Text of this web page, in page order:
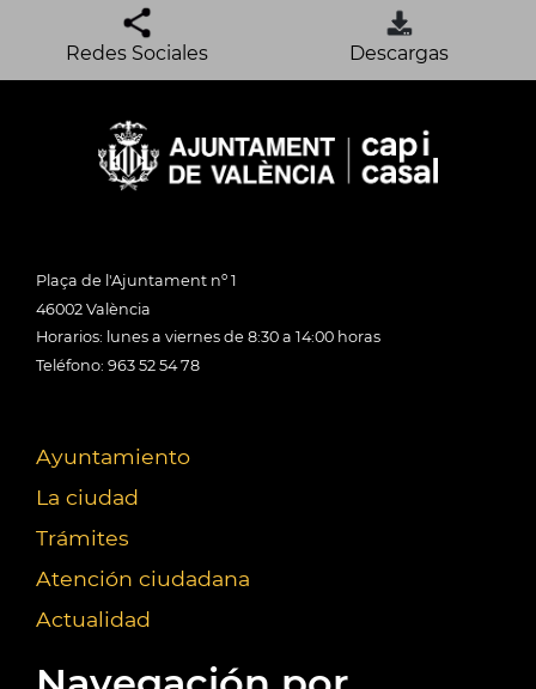
Redes Sociales Descargas
Plaça de l'Ajuntament nº 1
46002 València
Horarios: lunes a viernes de 8:30 a 14:00 horas
Teléfono: 963 52 54 78
Ayuntamiento
La ciudad
Trámites
Atención ciudadana
Actualidad